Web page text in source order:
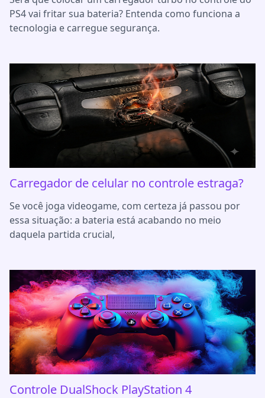
PS4 vai fritar sua bateria? Entenda como funciona a
tecnologia e carregue segurança.
Carregador de celular no controle estraga?
Se você joga videogame, com certeza já passou por
essa situação: a bateria está acabando no meio
daquela partida crucial,
Controle DualShock PlayStation 4